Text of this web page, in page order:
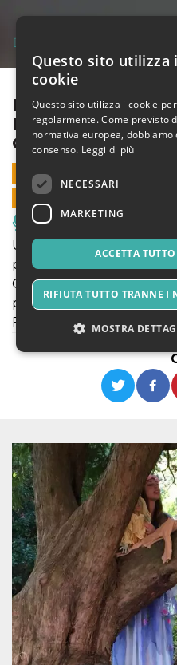
IL CONTE
IL CONTE
LEGGENDE –
COPIA
16 AGOSTO 2021 - 17:00
VENDITE ONLINE
Musica, Eventi Live,
Un percorso ludico
più belli del Monte Faito
Cavalcatoio o Cerchio
panorama sui tre isolotti
Filippo e a Rudolph
Questo sito utilizza i
cookie
Questo sito utilizza i cookie
regolarmente. Come previsto
normativa europea, dobbiamo
consenso. Leggi di più
NECESSARI
MARKETING
ACCETTA TUTTO
RIFIUTA TUTTO TRANNE I
MOSTRA
Necessari
servizi qui presenti non
senza.
cf_clearance
Inc.